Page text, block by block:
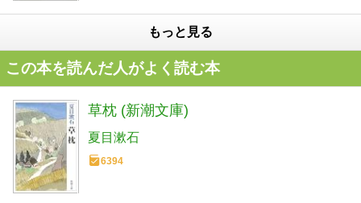
もっと見る
この本を読んだ人がよく読む本
草枕 (新潮文庫)
夏目漱石
6394